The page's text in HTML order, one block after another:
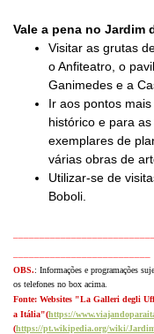
Vale a pena no Jardim
Visitar as grutas
o Anfiteatro, o
Ganimedes e a
Ir aos pontos
histórico e para
exemplares de
várias obras de
Utilizar-se de
Boboli.
OBS.: Informações e programações
os telefones no box acima.
Fonte: Websites "La Galleri degli
a Itália"(https://
(https://pt.wikipedia.org/wiki/